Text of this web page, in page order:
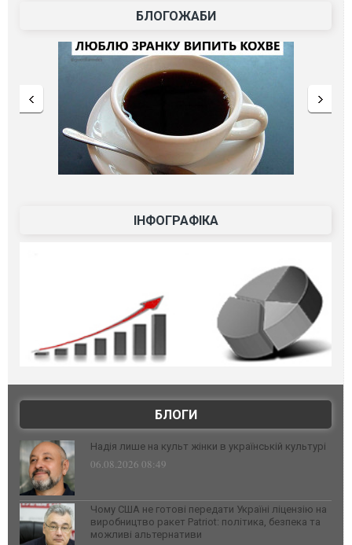
БЛОГОЖАБИ
ІНФОГРАФІКА
БЛОГИ
Надія лише на культ жінки в українській культурі
06.08.2026 08:49
Чому США не готові передати Україні ліцензію на
виробництво ракет Patriot: політика, безпека та
можливі альтернативи